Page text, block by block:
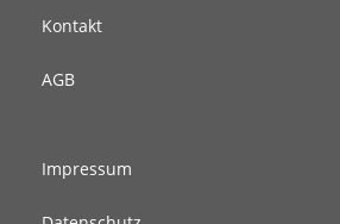
Kontakt
AGB
Impressum